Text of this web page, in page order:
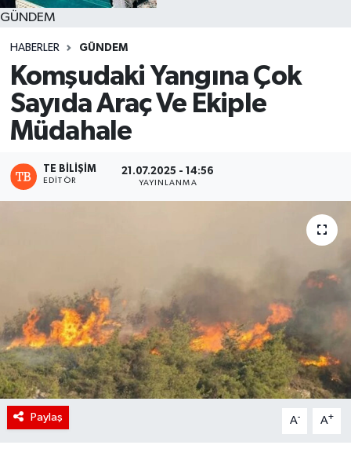
GÜNDEM
HABERLER GÜNDEM
Komşudaki Yangına Çok
Sayıda Araç Ve Ekiple
Müdahale
TE BILIŞIM
EDITÖR
21.07.2025 - 14:56
YAYINLANMA
Paylaş A- A+